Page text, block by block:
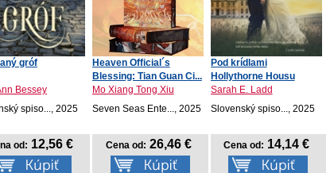
gróf
Bessey
spiso..., 2025
od: 12,56 €
Heaven Official´s
Blessing: Tian Guan Ci...
Mo Xiang Tong Xiu
Seven Seas Ente..., 2025
Cena od: 26,46 €
Pod krídlami
Hollythorne Housu
Sarah E. Ladd
Slovenský spiso..., 2025
Cena od: 14,14 €